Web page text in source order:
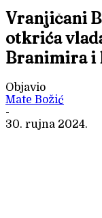
Vranjičani
otkrića
Branimira i
Objavio
Mate Božić
-
30. rujna 2024.